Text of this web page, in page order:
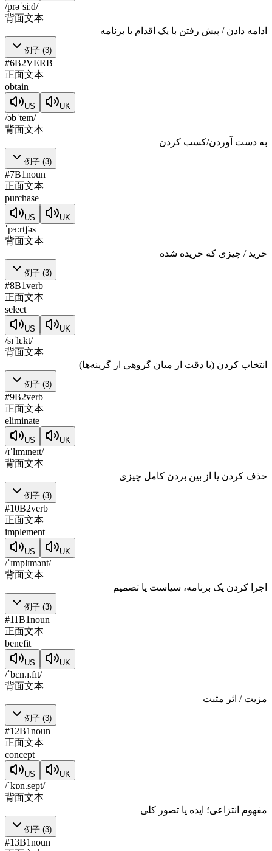
/prəˈsiːd/
背面文本
ادامه دادن / پیش رفتن با یک اقدام یا برنامه
例子 (3)
#6B2VERB
正面文本
obtain
US UK
/əbˈteɪn/
背面文本
به دست آوردن/کسب کردن
例子 (3)
#7B1noun
正面文本
purchase
US UK
ˈpɜːrtʃəs
背面文本
خرید / چیزی که خریده شده
例子 (3)
#8B1verb
正面文本
select
US UK
/sɪˈlɛkt/
背面文本
انتخاب کردن (با دقت از میان گروهی از گزینه‌ها)
例子 (3)
#9B2verb
正面文本
eliminate
US UK
/ɪˈlɪmɪneɪt/
背面文本
حذف کردن یا از بین بردن کامل چیزی
例子 (3)
#10B2verb
正面文本
implement
US UK
/ˈɪmplɪmənt/
背面文本
اجرا کردن یک برنامه، سیاست یا تصمیم
例子 (3)
#11B1noun
正面文本
benefit
US UK
/ˈbɛn.ɪ.fɪt/
背面文本
مزیت / اثر مثبت
例子 (3)
#12B1noun
正面文本
concept
US UK
/ˈkɒn.sept/
背面文本
مفهوم انتزاعی؛ ایده یا تصور کلی
例子 (3)
#13B1noun